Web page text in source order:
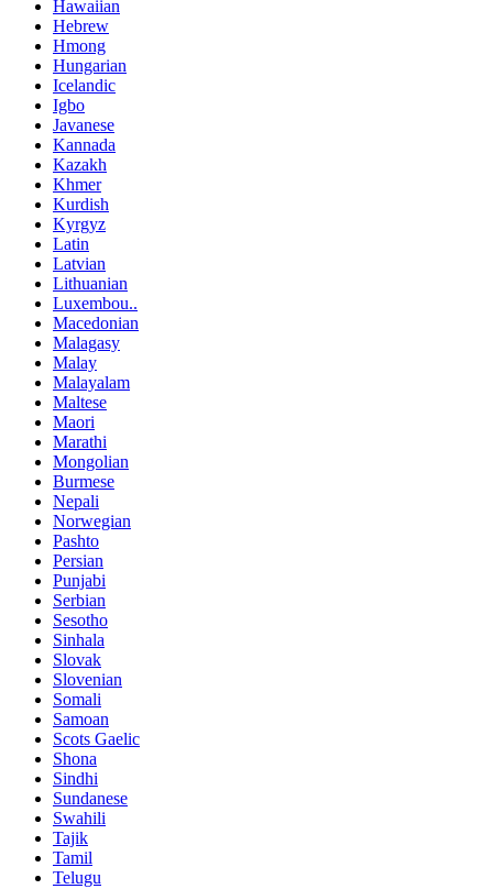
Hawaiian
Hebrew
Hmong
Hungarian
Icelandic
Igbo
Javanese
Kannada
Kazakh
Khmer
Kurdish
Kyrgyz
Latin
Latvian
Lithuanian
Luxembou..
Macedonian
Malagasy
Malay
Malayalam
Maltese
Maori
Marathi
Mongolian
Burmese
Nepali
Norwegian
Pashto
Persian
Punjabi
Serbian
Sesotho
Sinhala
Slovak
Slovenian
Somali
Samoan
Scots Gaelic
Shona
Sindhi
Sundanese
Swahili
Tajik
Tamil
Telugu